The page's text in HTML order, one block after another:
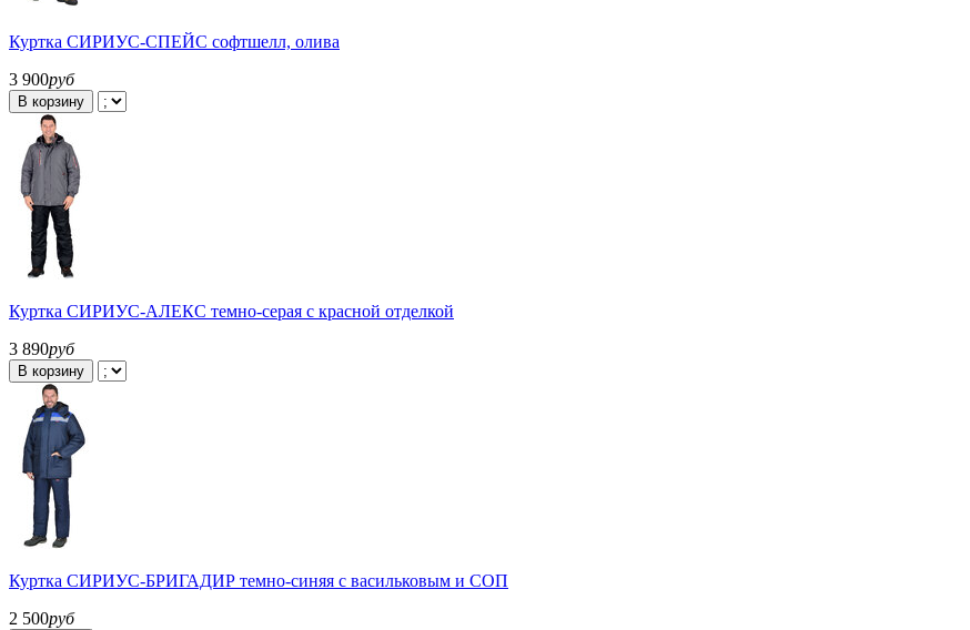
Куртка СИРИУС-СПЕЙС софтшелл, олива
3 900руб
В корзину
Куртка СИРИУС-АЛЕКС темно-серая с красной отделкой
3 890руб
В корзину
Куртка СИРИУС-БРИГАДИР темно-синяя с васильковым и СОП
2 500руб